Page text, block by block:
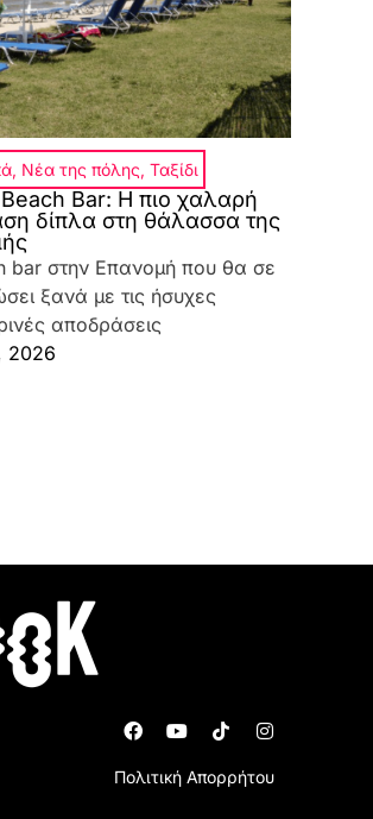
, Νέα της πόλης, Ταξίδι
Bar: Η πιο χαλαρή
δίπλα στη θάλασσα της
bar στην Επανομή που θα σε
ξανά με τις ήσυχες
αποδράσεις
2026
Πολιτική Απορρήτου